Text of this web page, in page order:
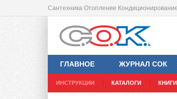
Сантехника Отопление Кондиционирование
ГЛАВНОЕ ЖУРНАЛ СОК
ИНСТРУКЦИИ КАТАЛОГИ КНИГИ